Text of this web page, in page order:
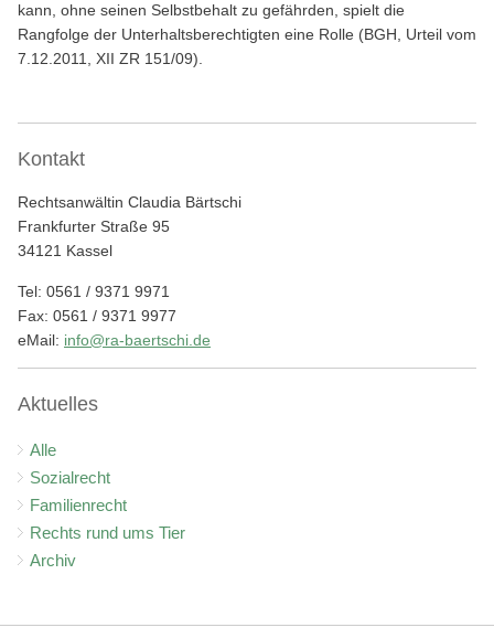
kann, ohne seinen Selbstbehalt zu gefährden, spielt die
Rangfolge der Unterhaltsberechtigten eine Rolle (BGH, Urteil vom
7.12.2011, XII ZR 151/09).
Kontakt
Rechtsanwältin Claudia Bärtschi
Frankfurter Straße 95
34121 Kassel
Tel: 0561 / 9371 9971
Fax: 0561 / 9371 9977
eMail: info@ra-baertschi.de
Aktuelles
Alle
Sozialrecht
Familienrecht
Rechts rund ums Tier
Archiv